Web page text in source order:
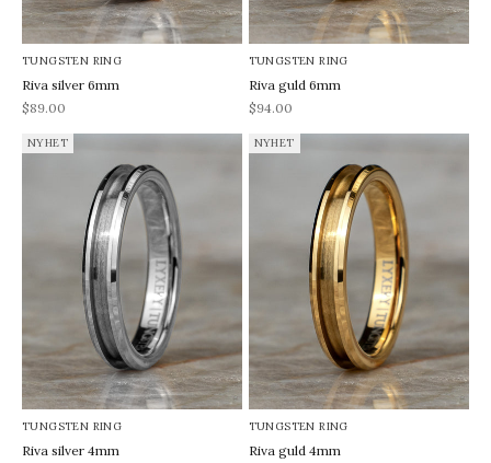
TUNGSTEN RING
Riva silver 6mm
REA-pris
$89.00
TUNGSTEN RING
Riva guld 6mm
REA-pris
$94.00
NYHET
TUNGSTEN RING
Riva silver 4mm
NYHET
TUNGSTEN RING
Riva guld 4mm